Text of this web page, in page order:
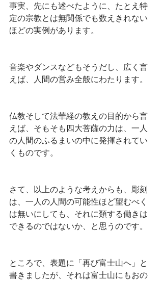
事実、先にも述べたように、たとえ特
定の宗教とは無関係でも数えきれない
ほどの実例があります。
音楽やダンスなどもそうだし、広く言
えば、人間の営み全般にわたります。
仏教そして法華経の教えの目的から言
えば、そもそも四大菩薩の力は、一人
の人間のふるまいの中に発揮されてい
くものです。
さて、以上のような考えからも、彫刻
は、一人の人間の可能性ほど望むべく
は無いにしても、それに類する働きは
できるのではないか、と思うのです。
ところで、表題に「再び富士山へ」と
書きましたが、それは富士山にもおの